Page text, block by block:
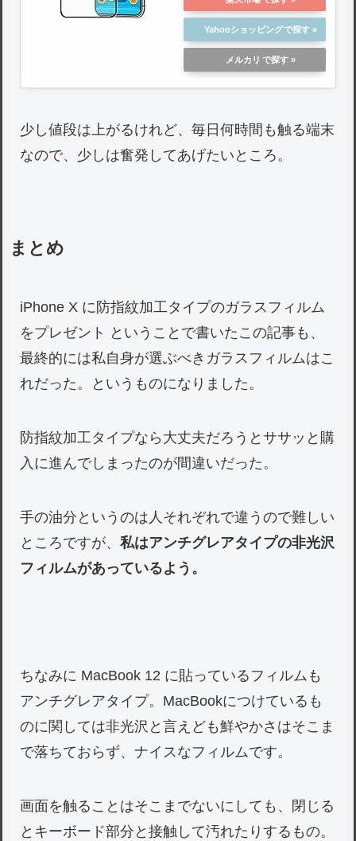
チ
Yahooショッピング
メルカリ
少し値段は上がるけれど、毎日何時間も触る端末
なので、少しは奮発してあげたいところ。
まとめ
iPhone X に防指紋加工タイプのガラスフィルム
をプレゼント ということで書いたこの記事も、
最終的には私自身が選ぶべきガラスフィルムはこ
れだった。というものになりました。
防指紋加工タイプなら大丈夫だろうとササッと購
入に進んでしまったのが間違いだった。
手の油分というのは人それぞれで違うので難しい
ところですが、私はアンチグレアタイプの非光沢
フィルムがあっているよう。
ちなみに MacBook 12 に貼っているフィルムも
アンチグレアタイプ。MacBookにつけているも
のに関しては非光沢と言えども鮮やかさはそこま
で落ちておらず、ナイスなフィルムです。
画面を触ることはそこまでないにしても、閉じる
とキーボード部分と接触して汚れたりするもの。